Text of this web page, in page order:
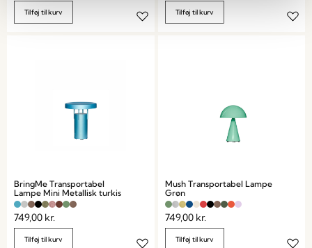
Tilføj til kurv Tilføj til kurv
BringMe Transportabel
Lampe Mini Metallisk turkis
749,00 kr.
Tilføj til kurv
Mush Transportabel Lampe
Grøn
749,00 kr.
Tilføj til kurv